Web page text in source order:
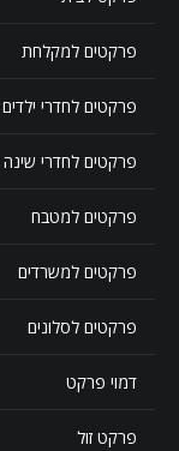
פרקטים למקלחת
פרקטים לחדרי ילדים
פרקטים לחדרי שינה
פרקטים למטבח
פרקטים למשרדים
פרקטים לסלונים
דמוי פרקט
פרקט זול